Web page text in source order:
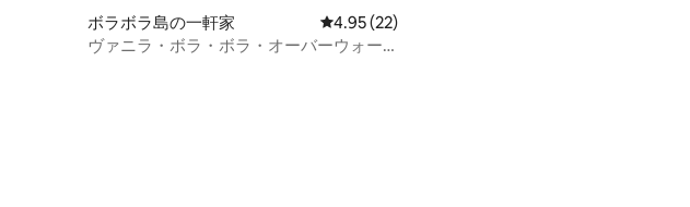
ボラボラ島の一軒家 レビュー22件、5つ星中4.95つ星の平均評価
4.95 (22)
ヴァニラ・ボラ・ボラ・オーバーウォー